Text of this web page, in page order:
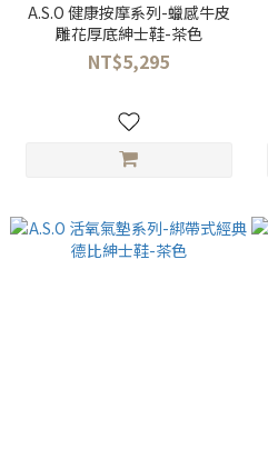
A.S.O 健康按摩系列-蠟感牛皮
雕花厚底紳士鞋-茶色
NT$5,295